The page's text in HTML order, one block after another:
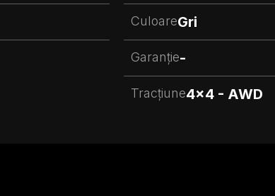
CuloareGri
Garanție-
Tracțiune4x4 - AWD